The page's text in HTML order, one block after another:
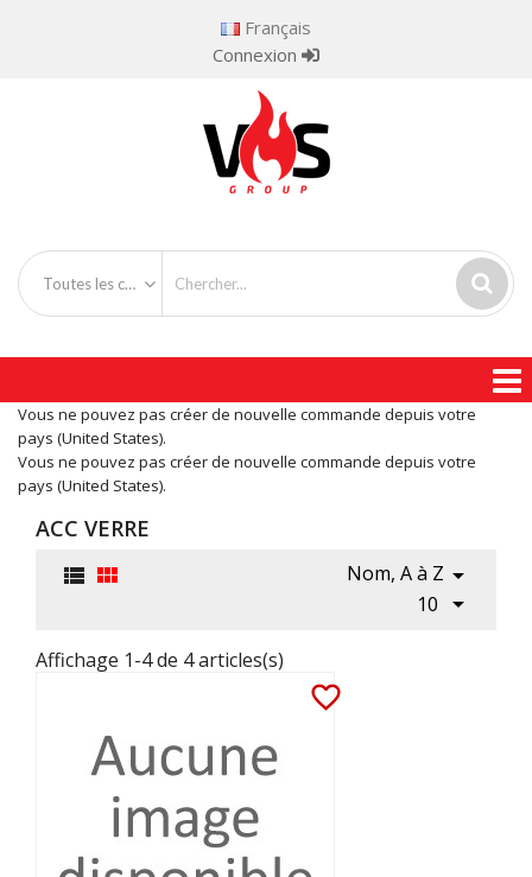
Français
Connexion
Toutes les catégories
Vous ne pouvez pas créer de nouvelle commande depuis votre
pays (United States).
Vous ne pouvez pas créer de nouvelle commande depuis votre
pays (United States).
ACC VERRE
  Nom, A à Z 
10 
Affichage 1-4 de 4 articles(s)
favorite_border